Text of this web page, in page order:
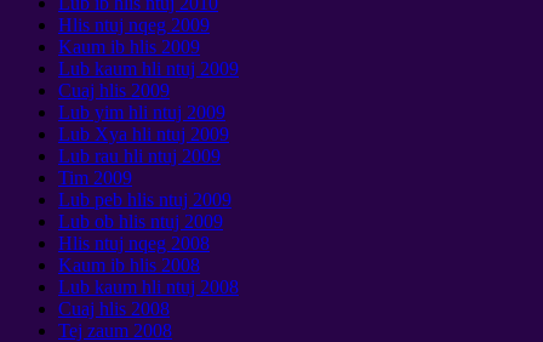
Hlis ntuj nqeg 2009
Kaum ib hlis 2009
Lub kaum hli ntuj 2009
Cuaj hlis 2009
Lub yim hli ntuj 2009
Lub Xya hli ntuj 2009
Lub rau hli ntuj 2009
Tim 2009
Lub peb hlis ntuj 2009
Lub ob hlis ntuj 2009
Hlis ntuj nqeg 2008
Kaum ib hlis 2008
Lub kaum hli ntuj 2008
Cuaj hlis 2008
Tej zaum 2008